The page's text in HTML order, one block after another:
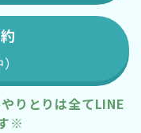
りとりは全てLINE
※